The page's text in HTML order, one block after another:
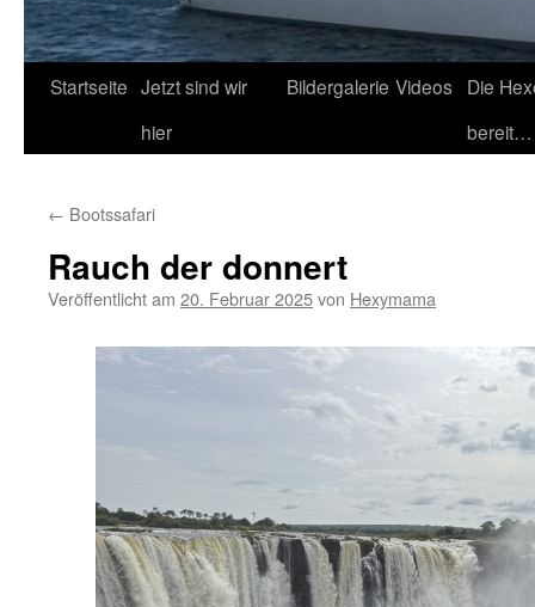
Startseite Jetzt sind wir
hier
Bildergalerie Videos
Die
bereit…
← Bootssafari
Rauch der donnert
Veröffentlicht am 20. Februar 2025von Hexymama